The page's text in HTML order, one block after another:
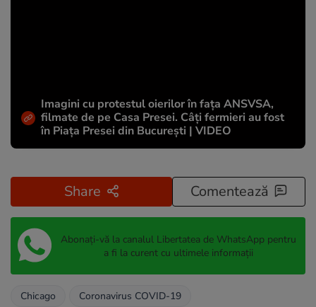
Imagini cu protestul oierilor în fața ANSVSA,
filmate de pe Casa Presei. Câți fermieri au fost
în Piața Presei din București | VIDEO
Share Comentează
Abonați-vă la canalul Libertatea de WhatsApp pentru
a fi la curent cu ultimele informații
Chicago Coronavirus COVID-19